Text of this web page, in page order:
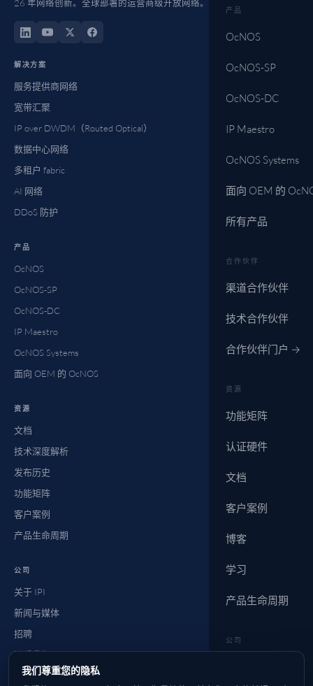
产品
OcNOS
OcNOS-SP
OcNOS-DC
IP Maestro
OcNOS Systems
面向 OEM 的
所有产品
合作伙伴
渠道合作伙伴
技术合作伙伴
合作伙伴门户 →
资源
功能矩阵
认证硬件
文档
客户案例
博客
学习
产品生命周期
公司
我们尊重您的隐私
26 年网络创新。全球部署的运营商级开放网络。
解决方案
服务提供商网络
宽带汇聚
IP over DWDM（Routed Optical）
数据中心网络
多租户 fabric
AI 网络
DDoS 防护
产品
OcNOS
OcNOS-SP
OcNOS-DC
IP Maestro
OcNOS Systems
面向 OEM 的 OcNOS
资源
文档
技术深度解析
发布历史
功能矩阵
客户案例
产品生命周期
公司
关于 IPI
新闻与媒体
招聘
联系我们
常见问题